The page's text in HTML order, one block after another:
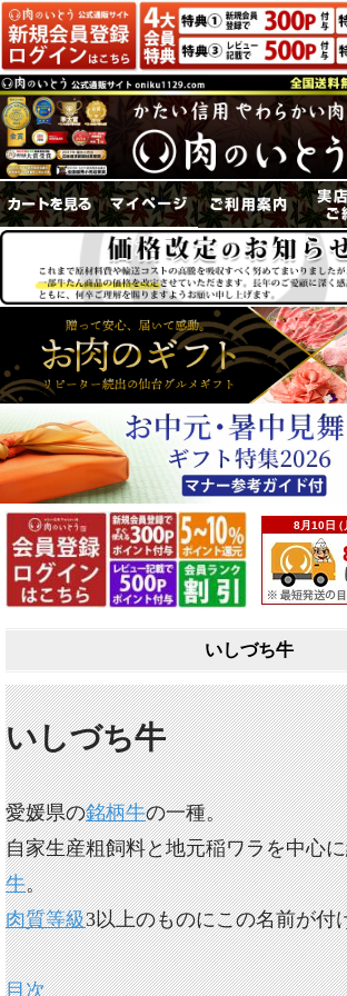
いしづち牛
いしづち牛
愛媛県の銘柄牛の一種。
自家生産粗飼料と地元稲ワラを中心
牛。
肉質等級3以上のものにこの名前が付
目次